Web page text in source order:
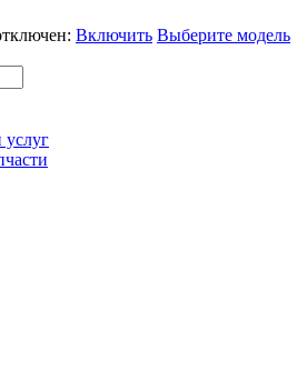
Включить Выберите модель
услуг